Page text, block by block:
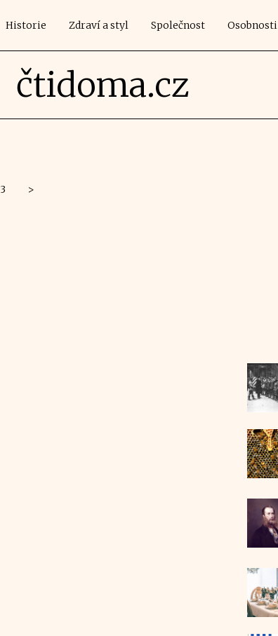
Historie Zdraví a styl Společnost Osobnosti
čtidoma.cz
3 >